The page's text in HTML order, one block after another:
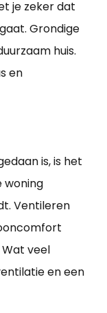
je zeker dat
Grondige
huis.
en
is, is het
woning
Ventileren
veel
en een